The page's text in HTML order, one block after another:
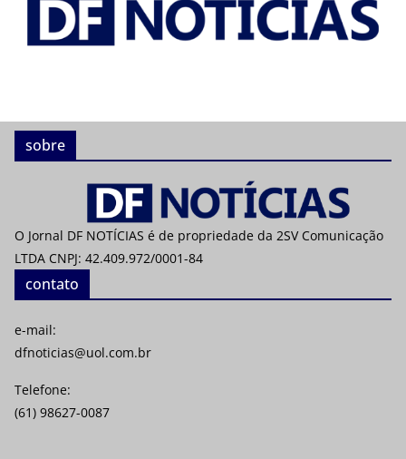
sobre
O Jornal DF NOTÍCIAS é de propriedade da 2SV Comunicação
LTDA CNPJ: 42.409.972/0001-84
contato
e-mail:
dfnoticias@uol.com.br
Telefone:
(61) 98627-0087